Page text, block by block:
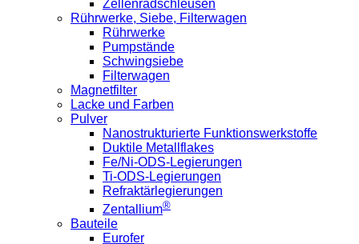
Zellenradschleusen
Rührwerke, Siebe, Filterwagen
Rührwerke
Pumpstände
Schwingsiebe
Filterwagen
Magnetfilter
Lacke und Farben
Pulver
Nanostrukturierte Funktionswerkstoffe
Duktile Metallflakes
Fe/Ni-ODS-Legierungen
Ti-ODS-Legierungen
Refraktärlegierungen
Zentallium®
Bauteile
Eurofer